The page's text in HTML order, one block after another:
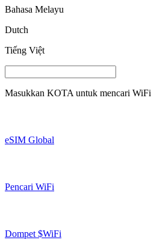
Bahasa Melayu
Dutch
Tiếng Việt
Masukkan KOTA untuk mencari WiFi
eSIM Global
Pencari WiFi
Dompet $WiFi